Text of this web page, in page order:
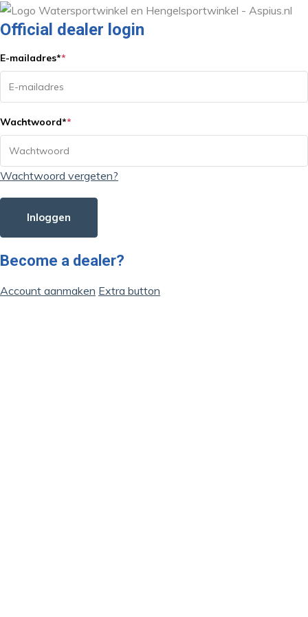
Official dealer login
E-mailadres**
Wachtwoord**
Wachtwoord vergeten?
Inloggen
Become a dealer?
Account aanmaken Extra button